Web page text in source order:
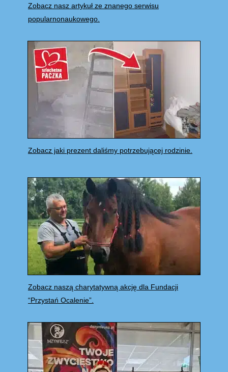
Zobacz nasz artykuł ze znanego serwisu
popularnonaukowego.
Zobacz jaki prezent daliśmy potrzebującej rodzinie.
Zobacz naszą charytatywną akcję dla Fundacji
“Przystań Ocalenie”.